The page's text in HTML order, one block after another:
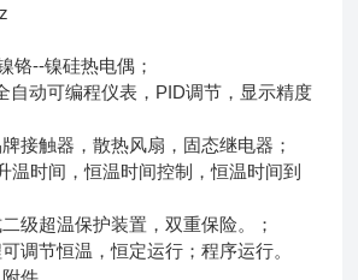
铬--镍硅热电偶；
自动可编程仪表，PID调节，显示精度
接触器，散热风扇，固态继电器；
温时间，恒温时间控制，恒温时间到
级超温保护装置，双重保险。；
调节恒温，恒定运行；程序运行。